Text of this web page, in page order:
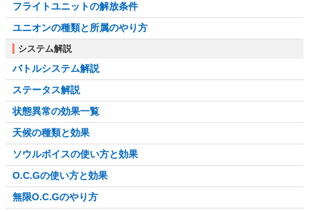
フライトユニットの解放条件
ユニオンの種類と所属のやり方
システム解説
バトルシステム解説
ステータス解説
状態異常の効果一覧
天候の種類と効果
ソウルボイスの使い方と効果
O.C.Gの使い方と効果
無限O.C.Gのやり方